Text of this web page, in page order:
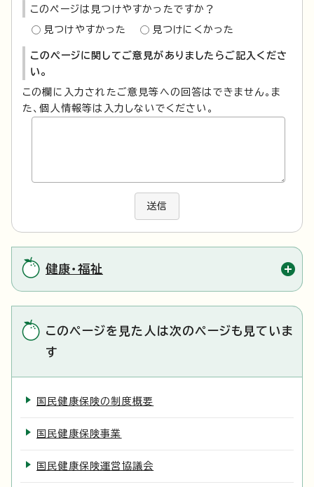
このページは見つけやすかったですか？
見つけやすかった 見つけにくかった
このページに関してご意見がありましたらご記入くださ
い。
この欄に入力されたご意見等への回答はできません。ま
た、個人情報等は入力しないでください。
送信
健康・福祉
このページを見た人は次のページも見ていま
す
国民健康保険の制度概要
国民健康保険事業
国民健康保険運営協議会